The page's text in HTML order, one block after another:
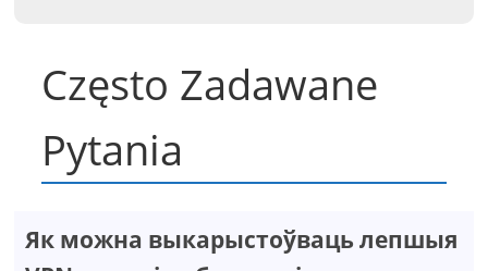
Często Zadawane
Pytania
Як можна выкарыстоўваць лепшыя